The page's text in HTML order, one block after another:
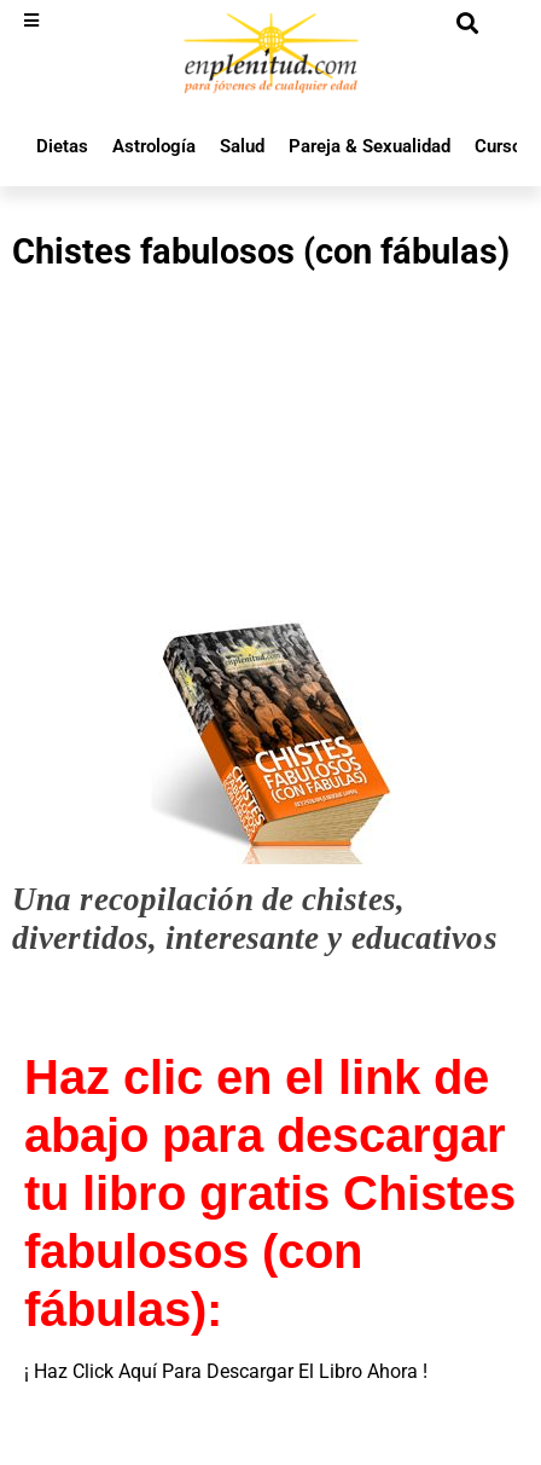
Dietas Astrología Salud Pareja & Sexualidad Cursos
Chistes fabulosos (con fábulas)
Una recopilación de chistes,
divertidos, interesante y educativos
Haz clic en el link de
abajo para descargar
tu libro gratis Chistes
fabulosos (con
fábulas):
¡ Haz Click Aquí Para Descargar El Libro Ahora !